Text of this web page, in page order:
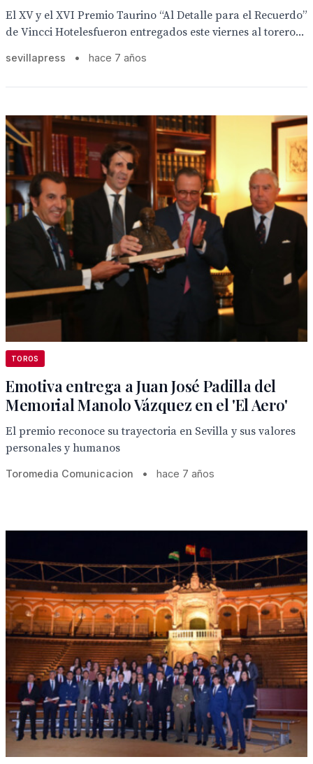
El XV y el XVI Premio Taurino “Al Detalle para el Recuerdo”
de Vincci Hotelesfueron entregados este viernes al torero...
sevillapress • hace 7 años
TOROS
Emotiva entrega a Juan José Padilla del
Memorial Manolo Vázquez en el 'El Aero'
El premio reconoce su trayectoria en Sevilla y sus valores
personales y humanos
Toromedia Comunicacion • hace 7 años